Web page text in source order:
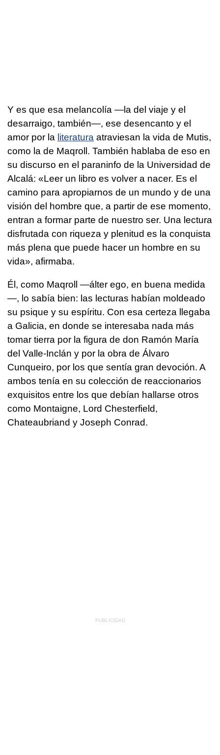
Y es que esa melancolía —la del viaje y el
desarraigo, también—, ese desencanto y el
amor por la literatura atraviesan la vida de Mutis,
como la de Maqroll. También hablaba de eso en
su discurso en el paraninfo de la Universidad de
Alcalá: «Leer un libro es volver a nacer. Es el
camino para apropiarnos de un mundo y de una
visión del hombre que, a partir de ese momento,
entran a formar parte de nuestro ser. Una lectura
disfrutada con riqueza y plenitud es la conquista
más plena que puede hacer un hombre en su
vida», afirmaba.
Él, como Maqroll —álter ego, en buena medida
—, lo sabía bien: las lecturas habían moldeado
su psique y su espíritu. Con esa certeza llegaba
a Galicia, en donde se interesaba nada más
tomar tierra por la figura de don Ramón María
del Valle-Inclán y por la obra de Álvaro
Cunqueiro, por los que sentía gran devoción. A
ambos tenía en su colección de reaccionarios
exquisitos entre los que debían hallarse otros
como Montaigne, Lord Chesterfield,
Chateaubriand y Joseph Conrad.